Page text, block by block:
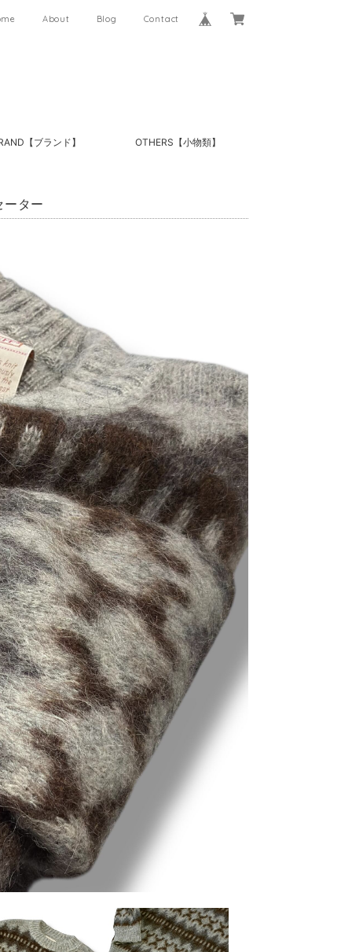
About Blog Contact
【ブランド】 OTHERS【小物類】
ーター